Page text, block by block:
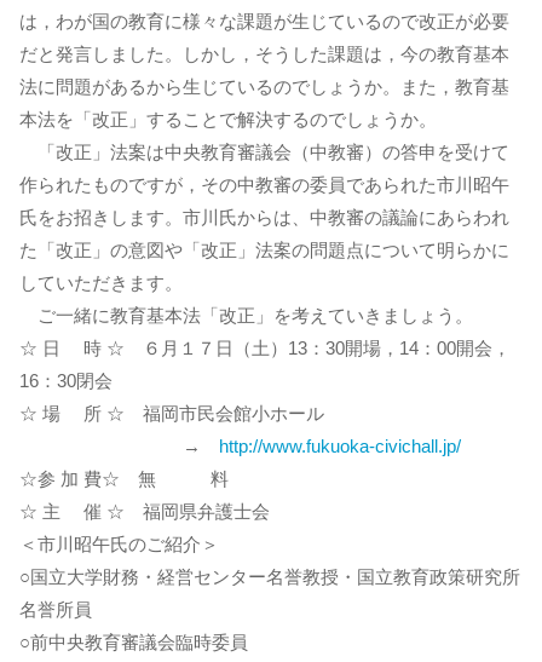
は，わが国の教育に様々な課題が生じているので改正が必要
だと発言しました。しかし，そうした課題は，今の教育基本
法に問題があるから生じているのでしょうか。また，教育基
本法を「改正」することで解決するのでしょうか。
「改正」法案は中央教育審議会（中教審）の答申を受けて
作られたものですが，その中教審の委員であられた市川昭午
氏をお招きします。市川氏からは、中教審の議論にあらわれ
た「改正」の意図や「改正」法案の問題点について明らかに
していただきます。
ご一緒に教育基本法「改正」を考えていきましょう。
☆ 日 時 ☆ ６月１７日（土）13：30開場，14：00開会，
16：30閉会
☆ 場 所 ☆ 福岡市民会館小ホール
→ http://www.fukuoka-civichall.jp/
☆参 加 費☆ 無 料
☆ 主 催 ☆ 福岡県弁護士会
＜市川昭午氏のご紹介＞
○国立大学財務・経営センター名誉教授・国立教育政策研究所
名誉所員
○前中央教育審議会臨時委員